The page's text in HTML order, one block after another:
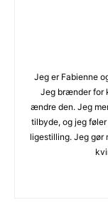
Jeg er Fabienne
Jeg brænder for
ændre den. Jeg
tilbyde, og jeg
ligestilling. Jeg gør